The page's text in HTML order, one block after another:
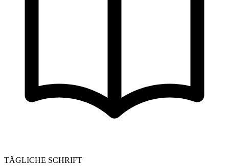
TÄGLICHE SCHRIFT